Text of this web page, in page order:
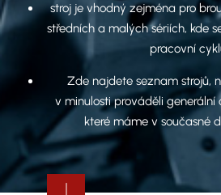
stroj je vhodný zejména pro
středních a malých sériích, kde
pracovní
Zde najdete seznam strojů,
v minulosti prováděli generální
které máme v současné